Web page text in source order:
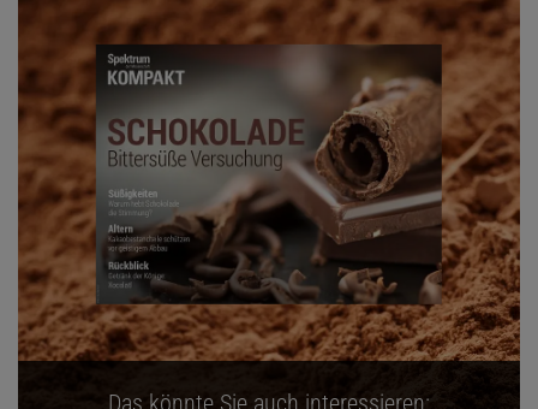
Das könnte Sie auch interessieren: